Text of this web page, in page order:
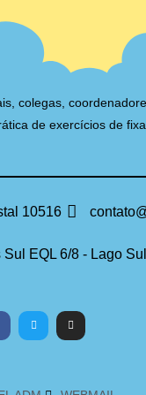
colegas,
de exercícios de
10516
EQL 6/8 - Lago